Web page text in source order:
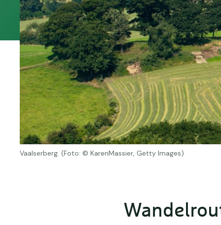
Vaalserberg. (Foto: © KarenMassier, Getty Images)